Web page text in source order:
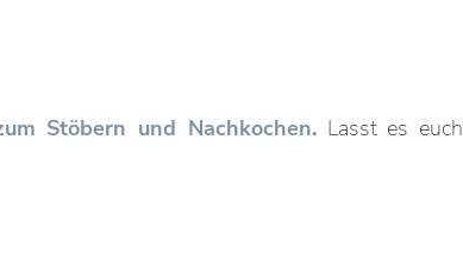
Stöbern und Nachkochen.Lasst es euch